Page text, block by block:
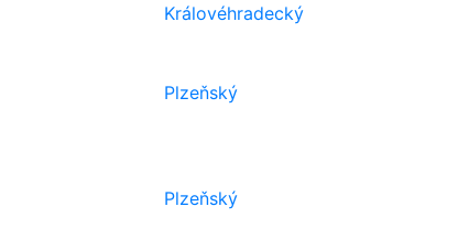
Královéhradecký
Plzeňský
Plzeňský